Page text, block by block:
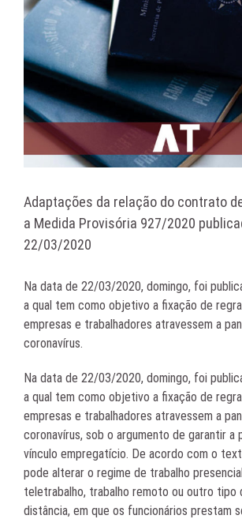
Adaptações da relação do contrato
a Medida Provisória 927/2020
22/03/2020
Na data de 22/03/2020, domingo, foi
a qual tem como objetivo a fixação de
empresas e trabalhadores atravessem a
coronavírus.
Na data de 22/03/2020, domingo, foi
a qual tem como objetivo a fixação de
empresas e trabalhadores atravessem a
coronavírus, sob o argumento de garantir a
vínculo empregatício. De acordo com o
pode alterar o regime de trabalho
teletrabalho, trabalho remoto ou outro tipo
distância, em que os funcionários prestam